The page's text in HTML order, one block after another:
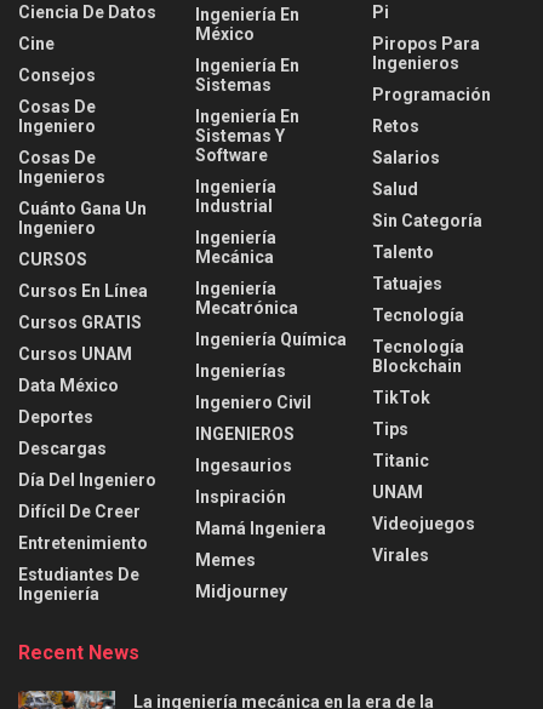
Ciencia De Datos
Cine
Consejos
Cosas De
Ingeniero
Cosas De
Ingenieros
Cuánto Gana Un
Ingeniero
CURSOS
Cursos En Línea
Cursos GRATIS
Cursos UNAM
Data México
Deportes
Descargas
Día Del Ingeniero
Difícil De Creer
Entretenimiento
Estudiantes De
Ingeniería
Ingeniería En
México
Ingeniería En
Sistemas
Ingeniería En
Sistemas Y
Software
Ingeniería
Industrial
Ingeniería
Mecánica
Ingeniería
Mecatrónica
Ingeniería Química
Ingenierías
Ingeniero Civil
INGENIEROS
Ingesaurios
Inspiración
Mamá Ingeniera
Memes
Midjourney
Pi
Piropos Para
Ingenieros
Programación
Retos
Salarios
Salud
Sin Categoría
Talento
Tatuajes
Tecnología
Tecnología
Blockchain
TikTok
Tips
Titanic
UNAM
Videojuegos
Virales
Recent News
La ingeniería mecánica en la era de la